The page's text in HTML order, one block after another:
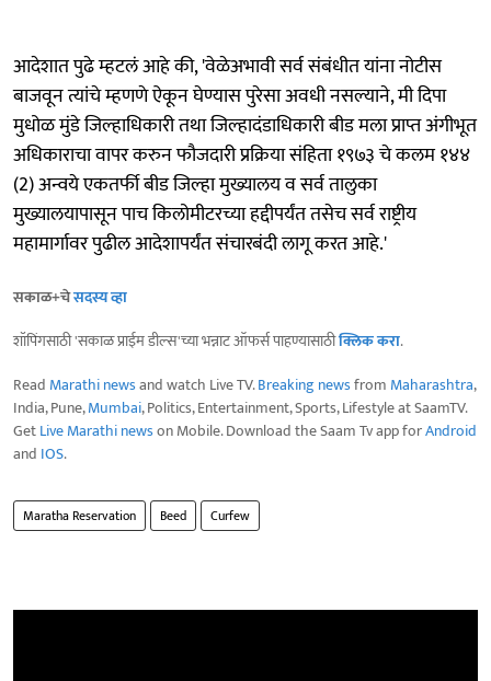
आदेशात पुढे म्हटलं आहे की, 'वेळेअभावी सर्व संबंधीत यांना नोटीस
बाजवून त्यांचे म्हणणे ऐकून घेण्यास पुरेसा अवधी नसल्याने, मी दिपा
मुधोळ मुंडे जिल्हाधिकारी तथा जिल्हादंडाधिकारी बीड मला प्राप्त अंगीभूत
अधिकाराचा वापर करुन फौजदारी प्रक्रिया संहिता १९७३ चे कलम १४४
(2) अन्वये एकतर्फी बीड जिल्हा मुख्यालय व सर्व तालुका
मुख्यालयापासून पाच किलोमीटरच्या हद्दीपर्यंत तसेच सर्व राष्ट्रीय
महामार्गावर पुढील आदेशापर्यंत संचारबंदी लागू करत आहे.'
सकाळ+चेसदस्य व्हा
शॉपिंगसाठी 'सकाळ प्राईम डील्स'च्या भन्नाट ऑफर्स पाहण्यासाठीक्लिक करा.
Read Marathi newsand watch Live TV.Breaking newsfrom Maharashtra,
India, Pune,Mumbai, Politics, Entertainment, Sports, Lifestyle at SaamTV.
GetLive Marathi newson Mobile. Download the Saam Tv app forAndroid
and IOS.
Maratha Reservation Beed Curfew